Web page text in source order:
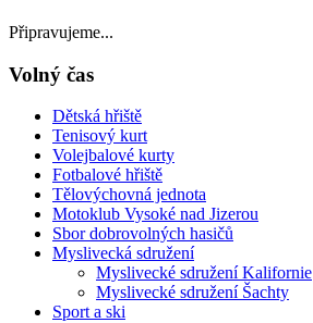
Připravujeme...
Volný čas
Dětská hřiště
Tenisový kurt
Volejbalové kurty
Fotbalové hřiště
Tělovýchovná jednota
Motoklub Vysoké nad Jizerou
Sbor dobrovolných hasičů
Myslivecká sdružení
Myslivecké sdružení Kalifornie
Myslivecké sdružení Šachty
Sport a ski